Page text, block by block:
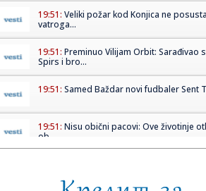
19:51: Veliki požar kod Konjica ne
vatroga...
19:51: Preminuo Vilijam Orbit: Sarađivao
Spirs i bro...
19:51: Samed Baždar novi fudbaler Sent
19:51: Nisu obični pacovi: Ove životinje
ob...